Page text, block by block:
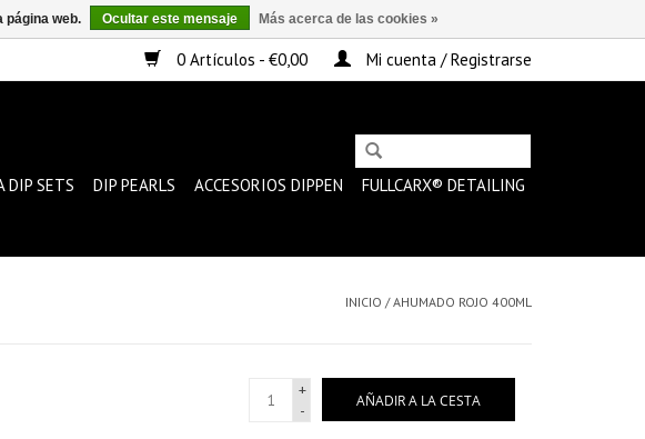
0 Artículos - €0,00 Mi cuenta / Registrarse
DIP SETS DIP PEARLS ACCESORIOS DIPPEN FULLCARX® DETAILING
INICIO /AHUMADO ROJO 400ML
+
-
AÑADIR A LA CESTA
página web. Ocultar este mensaje Más acerca de las cookies »